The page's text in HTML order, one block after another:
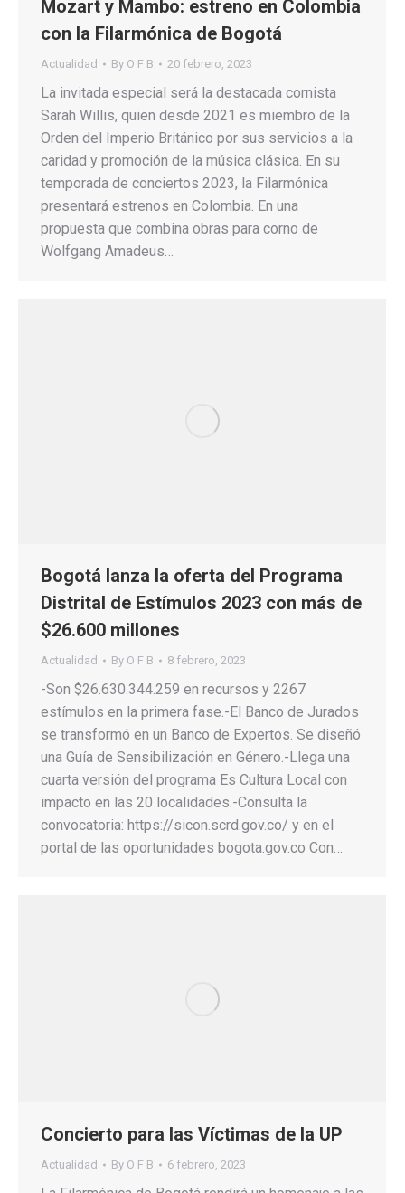
Mozart y Mambo: estreno en Colombia
con la Filarmónica de Bogotá
Actualidad By O F B 20 febrero, 2023
La invitada especial será la destacada cornista
Sarah Willis, quien desde 2021 es miembro de la
Orden del Imperio Británico por sus servicios a la
caridad y promoción de la música clásica. En su
temporada de conciertos 2023, la Filarmónica
presentará estrenos en Colombia. En una
propuesta que combina obras para corno de
Wolfgang Amadeus…
Bogotá lanza la oferta del Programa
Distrital de Estímulos 2023 con más de
$26.600 millones
Actualidad By O F B 8 febrero, 2023
-Son $26.630.344.259 en recursos y 2267
estímulos en la primera fase.-El Banco de Jurados
se transformó en un Banco de Expertos. Se diseñó
una Guía de Sensibilización en Género.-Llega una
cuarta versión del programa Es Cultura Local con
impacto en las 20 localidades.-Consulta la
convocatoria: https://sicon.scrd.gov.co/ y en el
portal de las oportunidades bogota.gov.co Con…
Concierto para las Víctimas de la UP
Actualidad By O F B 6 febrero, 2023